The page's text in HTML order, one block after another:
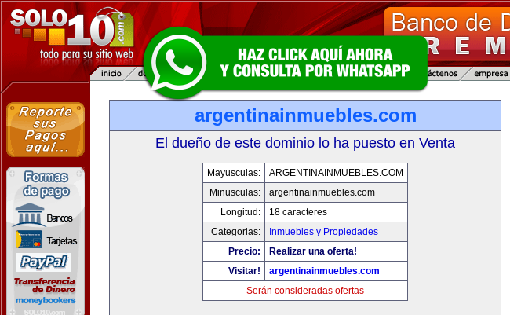
argentinainmuebles.com
El dueño de este dominio lo ha puesto en Venta
Mayusculas:
ARGENTINAINMUEBLES.COM
Minusculas:
argentinainmuebles.com
Longitud:
18 caracteres
Categorias:
Inmuebles y Propiedades
Precio:
Realizar una oferta!
Visitar!
argentinainmuebles.com
Serán consideradas ofertas